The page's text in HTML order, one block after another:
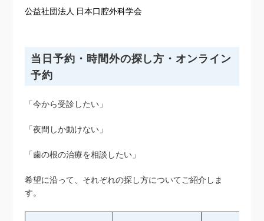
公益社団法人 日本口腔外科学会
当日予約・時間外の探し方・オンライン
予約
「今から受診したい」
「夜間しか動けない」
「歯の根の治療を相談したい」
希望に沿って、それぞれの探し方についてご紹介しま
す。